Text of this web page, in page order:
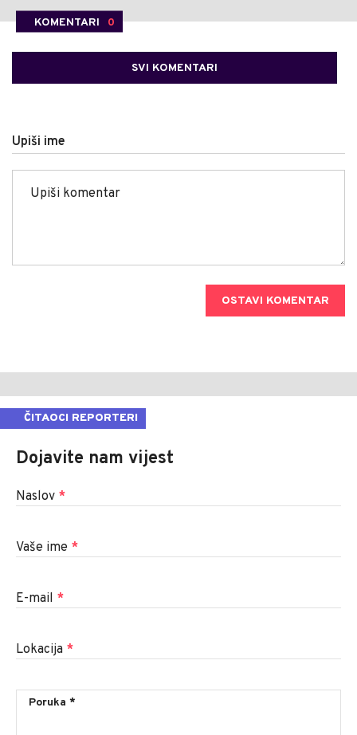
KOMENTARI 0
SVI KOMENTARI
Upiši ime
OSTAVI KOMENTAR
ČITAOCI REPORTERI
Dojavite nam vijest
Naslov *
Vaše ime *
E-mail *
Lokacija *